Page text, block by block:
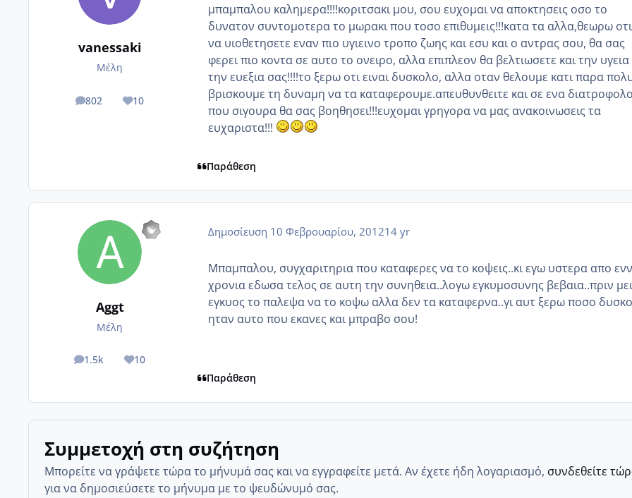
vanessaki
Μέλη
802
posts 10
Reputation
μπαμπαλου καλημερα!!!!κοριτσακι μου, σου ευχομαι να αποκτησεις οσο το
δυνατον συντομοτερα το μωρακι που τοσο επιθυμεις!!!κατα τα αλλα,θεωρω
να υιοθετησετε εναν πιο υγιεινο τροπο ζωης και εσυ και ο αντρας σου, θα σας
φερει πιο κοντα σε αυτο το ονειρο, αλλα επιπλεον θα βελτιωσετε και την υγεια
την ευεξια σας!!!!το ξερω οτι ειναι δυσκολο, αλλα οταν θελουμε κατι παρα
βρισκουμε τη δυναμη να τα καταφερουμε.απευθυνθειτε και σε ενα
που σιγουρα θα σας βοηθησει!!!ευχομαι γρηγορα να μας ανακοινωσεις τα
ευχαριστα!!!
Παράθεση
Aggt
Μέλη
1.5k
posts 10
Reputation
Δημοσίευση 10 Φεβρουαρίου, 201214 yr
Μπαμπαλου, συγχαριτηρια που καταφερες να το κοψεις..κι εγω υστερα απο
χρονια εδωσα τελος σε αυτη την συνηθεια..λογω εγκυμοσυνης βεβαια..πριν
εγκυος το παλεψα να το κοψω αλλα δεν τα καταφερνα..γι αυτ ξερω ποσο
ηταν αυτο που εκανες και μπραβο σου!
Παράθεση
Συμμετοχή στη συζήτηση
Μπορείτε να γράψετε τώρα το μήνυμά σας και να εγγραφείτε μετά. Αν έχετε ήδη λογαριασμό, συνδεθείτε
για να δημοσιεύσετε το μήνυμα με το ψευδώνυμό σας.